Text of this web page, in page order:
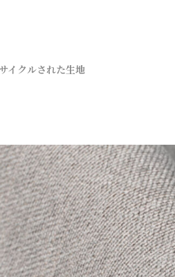
イクルされた生地